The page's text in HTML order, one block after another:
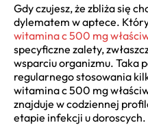
Gdy czujesz, że zbliża się
dylematem w aptece.
witamina c 500 mg
specyficzne zalety,
wsparciu organizmu. Taka
regularnego stosowania
witamina c 500 mg
znajduje w codziennej
etapie infekcji u doroscych.